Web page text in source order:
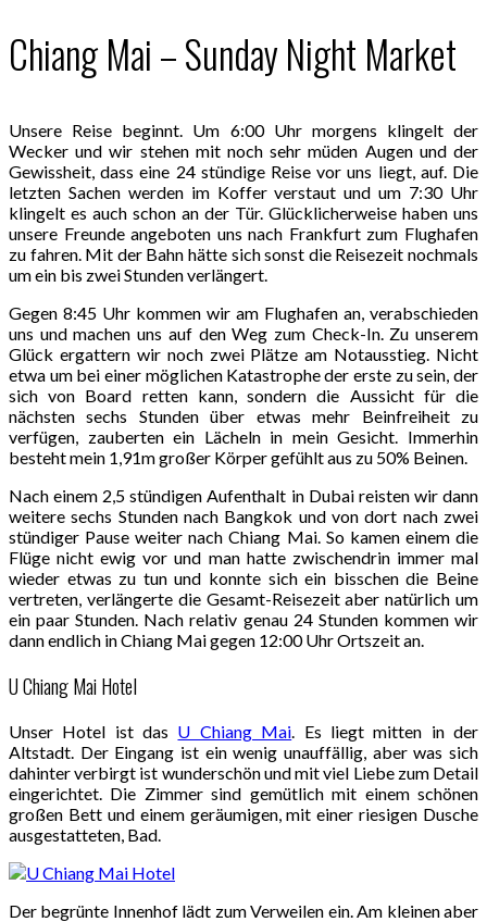
Chiang Mai – Sunday Night Market
Unsere Reise beginnt. Um 6:00 Uhr morgens klingelt der
Wecker und wir stehen mit noch sehr müden Augen und der
Gewissheit, dass eine 24 stündige Reise vor uns liegt, auf. Die
letzten Sachen werden im Koffer verstaut und um 7:30 Uhr
klingelt es auch schon an der Tür. Glücklicherweise haben uns
unsere Freunde angeboten uns nach Frankfurt zum Flughafen
zu fahren. Mit der Bahn hätte sich sonst die Reisezeit nochmals
um ein bis zwei Stunden verlängert.
Gegen 8:45 Uhr kommen wir am Flughafen an, verabschieden
uns und machen uns auf den Weg zum Check-In. Zu unserem
Glück ergattern wir noch zwei Plätze am Notausstieg. Nicht
etwa um bei einer möglichen Katastrophe der erste zu sein, der
sich von Board retten kann, sondern die Aussicht für die
nächsten sechs Stunden über etwas mehr Beinfreiheit zu
verfügen, zauberten ein Lächeln in mein Gesicht. Immerhin
besteht mein 1,91m großer Körper gefühlt aus zu 50% Beinen.
Nach einem 2,5 stündigen Aufenthalt in Dubai reisten wir dann
weitere sechs Stunden nach Bangkok und von dort nach zwei
stündiger Pause weiter nach Chiang Mai. So kamen einem die
Flüge nicht ewig vor und man hatte zwischendrin immer mal
wieder etwas zu tun und konnte sich ein bisschen die Beine
vertreten, verlängerte die Gesamt-Reisezeit aber natürlich um
ein paar Stunden. Nach relativ genau 24 Stunden kommen wir
dann endlich in Chiang Mai gegen 12:00 Uhr Ortszeit an.
U Chiang Mai Hotel
Unser Hotel ist das U Chiang Mai . Es liegt mitten in der
Altstadt. Der Eingang ist ein wenig unauffällig, aber was sich
dahinter verbirgt ist wunderschön und mit viel Liebe zum Detail
eingerichtet. Die Zimmer sind gemütlich mit einem schönen
großen Bett und einem geräumigen, mit einer riesigen Dusche
ausgestatteten, Bad.
Der begrünte Innenhof lädt zum Verweilen ein. Am kleinen aber